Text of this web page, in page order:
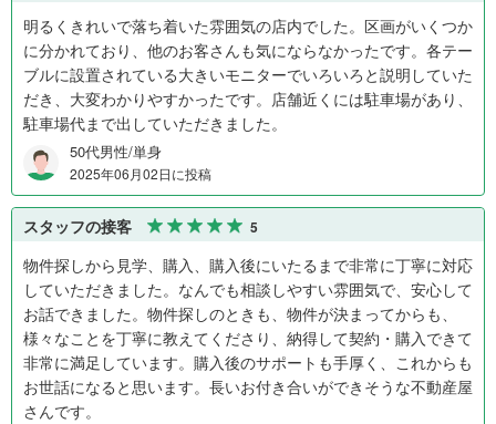
明るくきれいで落ち着いた雰囲気の店内でした。区画がいくつか
に分かれており、他のお客さんも気にならなかったです。各テー
ブルに設置されている大きいモニターでいろいろと説明していた
だき、大変わかりやすかったです。店舗近くには駐車場があり、
駐車場代まで出していただきました。
50代男性/単身
2025年06月02日に投稿
スタッフの接客 5
物件探しから見学、購入、購入後にいたるまで非常に丁寧に対応
していただきました。なんでも相談しやすい雰囲気で、安心して
お話できました。物件探しのときも、物件が決まってからも、
様々なことを丁寧に教えてくださり、納得して契約・購入できて
非常に満足しています。購入後のサポートも手厚く、これからも
お世話になると思います。長いお付き合いができそうな不動産屋
さんです。